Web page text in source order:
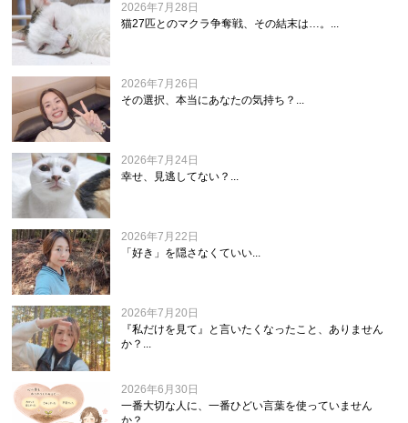
2026年7月28日
猫27匹とのマクラ争奪戦、その結末は…。...
2026年7月26日
その選択、本当にあなたの気持ち？...
2026年7月24日
幸せ、見逃してない？...
2026年7月22日
「好き」を隠さなくていい...
2026年7月20日
『私だけを見て』と言いたくなったこと、ありません
か？...
2026年6月30日
一番大切な人に、一番ひどい言葉を使っていません